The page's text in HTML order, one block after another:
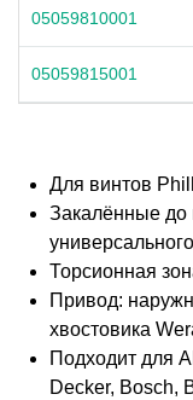
05059810001
05059815001
Для винтов
Закалённые до
Торсионная
Привод:
хвостовика
Подходит для
Decker, Bosch,